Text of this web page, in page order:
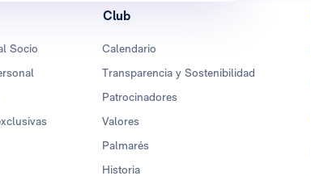
Socio
Club
Calendario
Transparencia y Sostenibilidad
Patrocinadores
Valores
Palmarés
Historia